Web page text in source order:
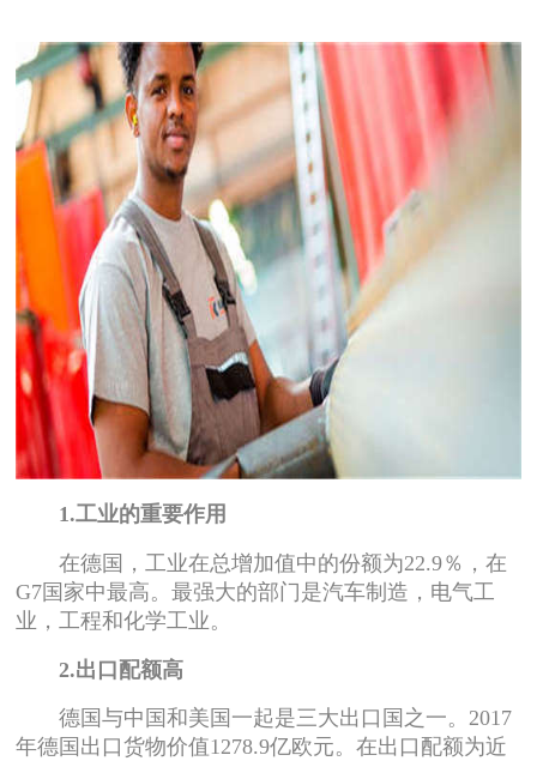
1.工业的重要作用
在德国，工业在总增加值中的份额为22.9％，在
G7国家中最高。最强大的部门是汽车制造，电气工
业，工程和化学工业。
2.出口配额高
德国与中国和美国一起是三大出口国之一。2017
年德国出口货物价值1278.9亿欧元。在出口配额为近